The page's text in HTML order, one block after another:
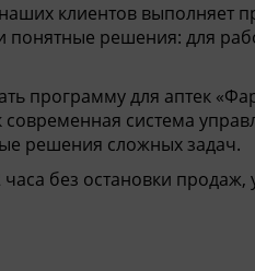
клиентов выполняет
понятные решения: для
программу для аптек «
система
решения сложных задач.
без остановки продаж,